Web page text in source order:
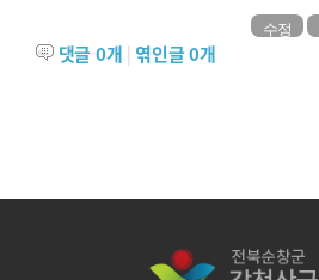
수정
댓글0개 |엮인글0개